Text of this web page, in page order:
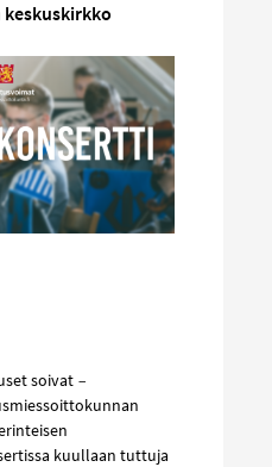
keskuskirkko
soivat –
kuullaan tuttuja